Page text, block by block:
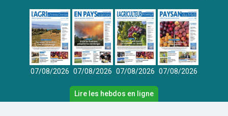
07/08/2026 07/08/2026 07/08/2026 07/08/2026
Lire les hebdos en ligne